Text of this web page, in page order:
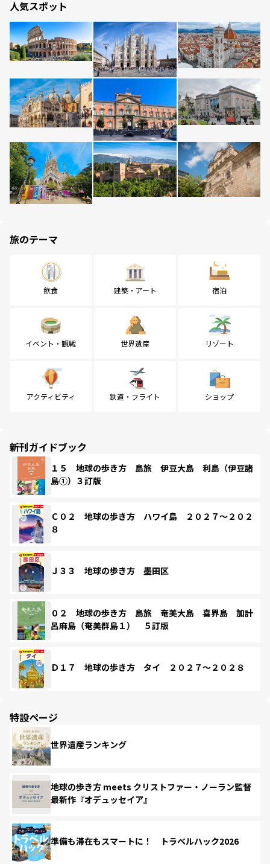
人気スポット
旅のテーマ
飲食 建築・アート 宿泊
イベント・観戦 世界遺産 リゾート
アクティビティ 鉄道・フライト ショップ
新刊ガイドブック
１５ 地球の歩き方 島旅 伊豆大島 利島（伊豆諸
島①）３訂版
Ｃ０２ 地球の歩き方 ハワイ島 ２０２７～２０２
８
Ｊ３３ 地球の歩き方 墨田区
０２ 地球の歩き方 島旅 奄美大島 喜界島 加計
呂麻島（奄美群島１） ５訂版
Ｄ１７ 地球の歩き方 タイ ２０２７～２０２８
特設ページ
世界遺産ランキング
地球の歩き方 meets クリストファー・ノーラン監督
最新作『オデュッセイア』
準備も滞在もスマートに！ トラベルハック2026